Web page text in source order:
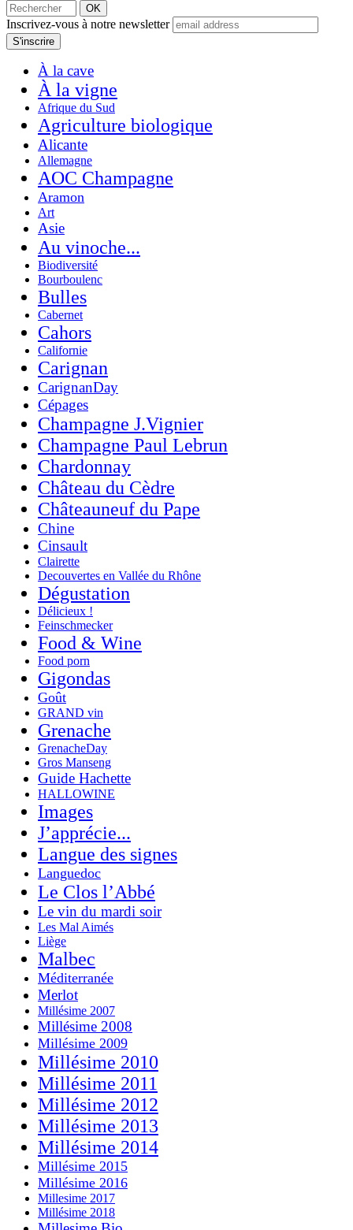
Inscrivez-vous à notre newsletter
À la cave
À la vigne
Afrique du Sud
Agriculture biologique
Alicante
Allemagne
AOC Champagne
Aramon
Art
Asie
Au vinoche...
Biodiversité
Bourboulenc
Bulles
Cabernet
Cahors
Californie
Carignan
CarignanDay
Cépages
Champagne J.Vignier
Champagne Paul Lebrun
Chardonnay
Château du Cèdre
Châteauneuf du Pape
Chine
Cinsault
Clairette
Decouvertes en Vallée du Rhône
Dégustation
Délicieux !
Feinschmecker
Food & Wine
Food porn
Gigondas
Goût
GRAND vin
Grenache
GrenacheDay
Gros Manseng
Guide Hachette
HALLOWINE
Images
J’apprécie...
Langue des signes
Languedoc
Le Clos l’Abbé
Le vin du mardi soir
Les Mal Aimés
Liège
Malbec
Méditerranée
Merlot
Millésime 2007
Millésime 2008
Millésime 2009
Millésime 2010
Millésime 2011
Millésime 2012
Millésime 2013
Millésime 2014
Millésime 2015
Millésime 2016
Millesime 2017
Millésime 2018